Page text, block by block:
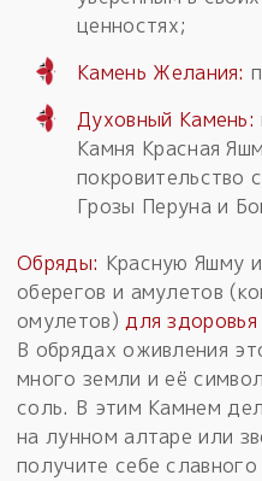
ценностях;
Камень Желания:
Духовный Камень:
Камня Красная
покровительство
Грозы Перуна и
Обряды: Красную Яшму
оберегов и амулетов
омулетов)для
В обрядах оживления
много земли и её
соль. В этим Камнем
на лунном алтаре или
получите себе